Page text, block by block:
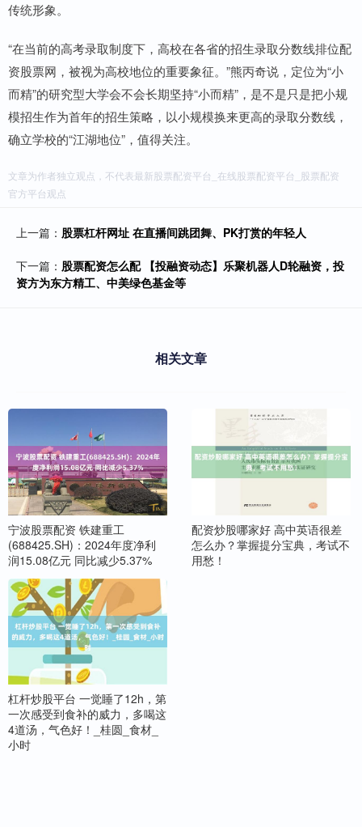
传统形象。
“在当前的高考录取制度下，高校在各省的招生录取分数线排位配
资股票网，被视为高校地位的重要象征。”熊丙奇说，定位为“小
而精”的研究型大学会不会长期坚持“小而精”，是不是只是把小规
模招生作为首年的招生策略，以小规模换来更高的录取分数线，
确立学校的“江湖地位”，值得关注。
文章为作者独立观点，不代表最新股票配资平台_在线股票配资平台_股票配资
官方平台观点
上一篇： 股票杠杆网址 在直播间跳团舞、PK打赏的年轻人
下一篇： 股票配资怎么配 【投融资动态】乐聚机器人D轮融资，投
资方为东方精工、中美绿色基金等
相关文章
宁波股票配资 铁建重工
(688425.SH)：2024年度净利
润15.08亿元 同比减少5.37%
配资炒股哪家好 高中英语很差
怎么办？掌握提分宝典，考试不
用愁！
杠杆炒股平台 一觉睡了12h，第
一次感受到食补的威力，多喝这
4道汤，气色好！_桂圆_食材_
小时